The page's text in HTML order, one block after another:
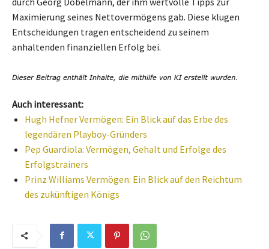
Maximierung seines Nettovermögens gab. Diese klugen
Entscheidungen tragen entscheidend zu seinem
anhaltenden finanziellen Erfolg bei.
Auch interessant:
Hugh Hefner Vermögen: Ein Blick auf das Erbe des
legendären Playboy-Gründers
Pep Guardiola: Vermögen, Gehalt und Erfolge des
Erfolgstrainers
Prinz Williams Vermögen: Ein Blick auf den Reichtum
des zukünftigen Königs